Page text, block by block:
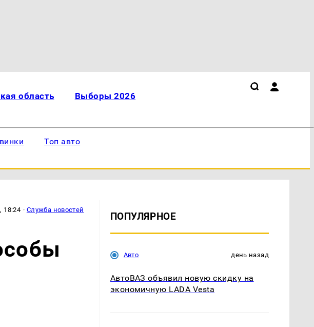
область Выборы 2026
Топ авто
18:24 · Служба новостей
ПОПУЛЯРНОЕ
Авто день назад
АвтоВАЗ объявил новую скидку на
экономичную LADA Vesta